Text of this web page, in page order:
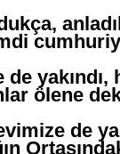
ölene
de